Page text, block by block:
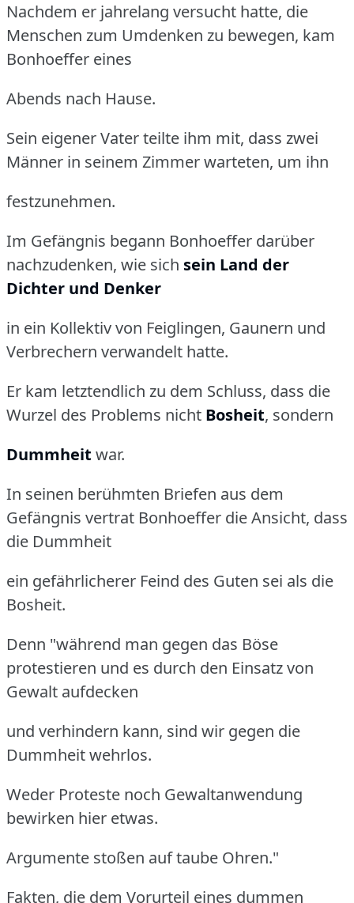
Nachdem er jahrelang versucht hatte, die
Menschen zum Umdenken zu bewegen, kam
Bonhoeffer eines
Abends nach Hause.
Sein eigener Vater teilte ihm mit, dass zwei
Männer in seinem Zimmer warteten, um ihn
festzunehmen.
Im Gefängnis begann Bonhoeffer darüber
nachzudenken, wie sich sein Land der
Dichter und Denker
in ein Kollektiv von Feiglingen, Gaunern und
Verbrechern verwandelt hatte.
Er kam letztendlich zu dem Schluss, dass die
Wurzel des Problems nicht Bosheit, sondern
Dummheit war.
In seinen berühmten Briefen aus dem
Gefängnis vertrat Bonhoeffer die Ansicht, dass
die Dummheit
ein gefährlicherer Feind des Guten sei als die
Bosheit.
Denn "während man gegen das Böse
protestieren und es durch den Einsatz von
Gewalt aufdecken
und verhindern kann, sind wir gegen die
Dummheit wehrlos.
Weder Proteste noch Gewaltanwendung
bewirken hier etwas.
Argumente stoßen auf taube Ohren."
Fakten, die dem Vorurteil eines dummen